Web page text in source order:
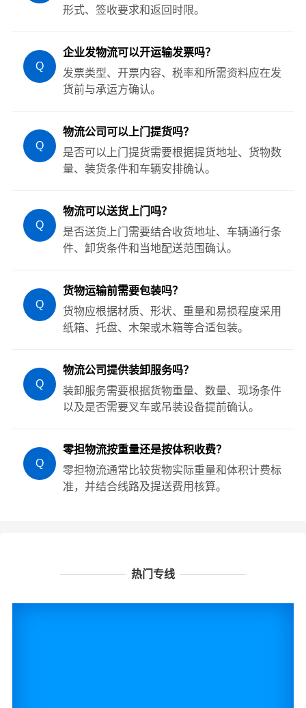
形式、签收要求和返回时限。
Q
企业发物流可以开运输发票吗？
发票类型、开票内容、税率和所需资料应在发
货前与承运方确认。
Q
物流公司可以上门提货吗？
是否可以上门提货需要根据提货地址、货物数
量、装货条件和车辆安排确认。
Q
物流可以送货上门吗？
是否送货上门需要结合收货地址、车辆通行条
件、卸货条件和当地配送范围确认。
Q
货物运输前需要包装吗？
货物应根据材质、形状、重量和易损程度采用
纸箱、托盘、木架或木箱等合适包装。
Q
物流公司提供装卸服务吗？
装卸服务需要根据货物重量、数量、现场条件
以及是否需要叉车或吊装设备提前确认。
Q
零担物流按重量还是按体积收费？
零担物流通常比较货物实际重量和体积计费标
准，并结合线路及提送费用核算。
热门专线